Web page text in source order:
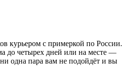
курьером с примеркой по России.
до четырех дней или на месте —
одна пара вам не подойдёт и вы